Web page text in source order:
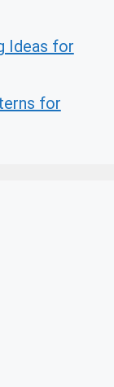
Ideas for
for